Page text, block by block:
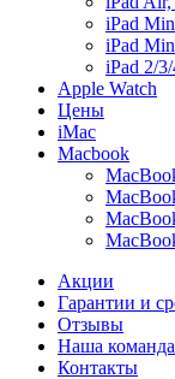
iPad
iPad
iPad 2/
Apple Watch
Цены
iMac
Macbook
Акции
Гарантии и
Отзывы
Наша команда
Контакты